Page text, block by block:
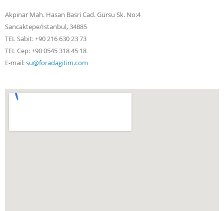
Akpınar Mah. Hasan Basri Cad. Gürsu Sk. No:4
Sancaktepe/İstanbul, 34885
TEL Sabit: +90 216 630 23 73
TEL Cep: +90 0545 318 45 18
E-mail:su@foradagitim.com